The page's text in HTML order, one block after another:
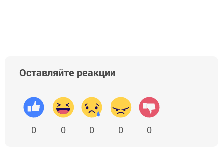
Оставляйте реакции
0 0 0 0 0